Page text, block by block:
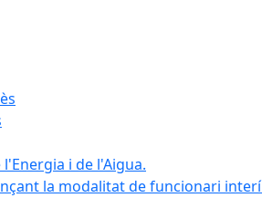
i de l'Aigua.
la modalitat de funcionari